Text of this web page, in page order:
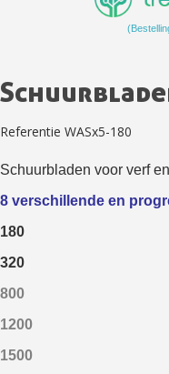
Schrijf je in
Referentie WASx5-180
Schuurbladen voor verf
8 verschillende en
180
320
800
1200
1500